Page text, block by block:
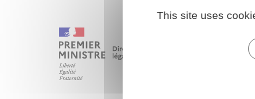
This site uses